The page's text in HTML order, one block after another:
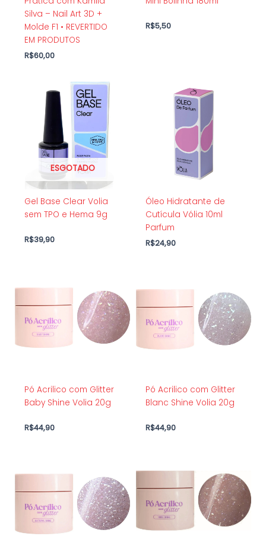
Silva – Nail Art 3D +
Molde F1 • REVERTIDO
EM PRODUTOS
R$60,00
R$5,50
ESGOTADO
Gel Base Clear Volia
sem TPO e Hema 9g
R$39,90
Óleo Hidratante de
Cutícula Vólia 10ml
Parfum
R$24,90
Pó Acrilico com Glitter
Baby Shine Volia 20g
R$44,90
Pó Acrilico com Glitter
Blanc Shine Volia 20g
R$44,90